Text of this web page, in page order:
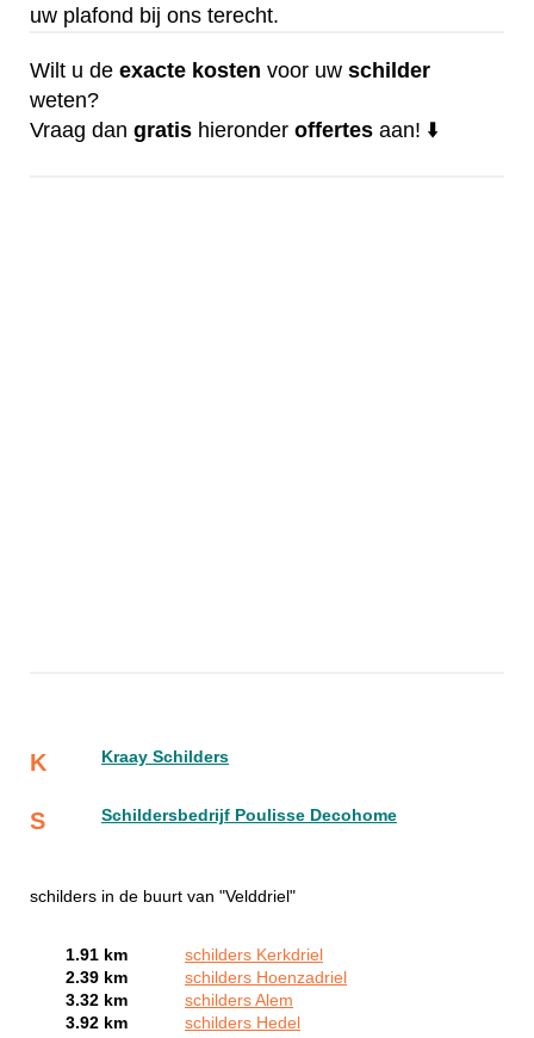
uw plafond bij ons terecht.
Wilt u de exacte kosten voor uw schilder
weten?
Vraag dan gratis hieronder offertes aan! ⬇️
K Kraay Schilders
S Schildersbedrijf Poulisse Decohome
schilders in de buurt van "Velddriel"
1.91 km
schilders Kerkdriel
2.39 km
schilders Hoenzadriel
3.32 km
schilders Alem
3.92 km
schilders Hedel